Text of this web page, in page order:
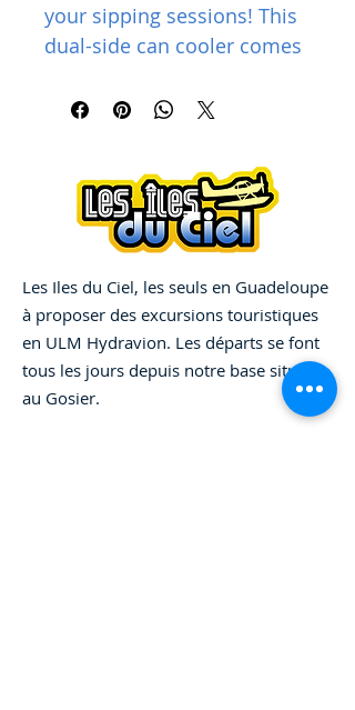
your sipping sessions! This
dual-side can cooler comes
regular and slim cans.
synthetic rubber, it keeps
your drinks cool and your
hands warm.
• Made from neoprene
• Waterproof
• Dual-size customization
• Ribbed seams
• Regular 5″ × 4″ (12 × 10
Les Iles du Ciel, les seuls en Guadeloupe
à proposer des excursions touristiques
en ULM Hydravion. Les départs se font
tous les jours depuis notre base située
au Gosier.